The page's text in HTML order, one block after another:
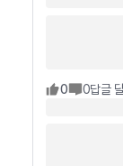
0 0답글